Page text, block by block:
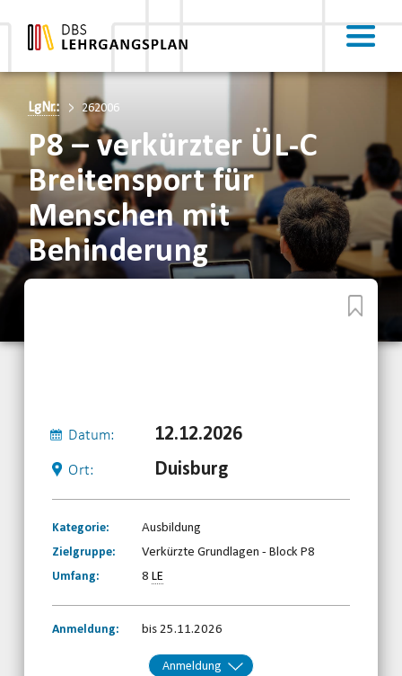
LgNr.: 262006
P8 – verkürzter ÜL-C
Breitensport für
Menschen mit
Behinderung
Datum: 12.12.2026
Ort: Duisburg
Kategorie:
Ausbildung
Zielgruppe:
Verkürzte Grundlagen - Block P8
Umfang:
8 LE
Anmeldung: bis 25.11.2026
Anmeldung